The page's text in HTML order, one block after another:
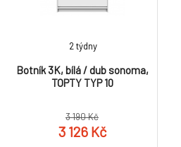
Botník 3K, bílá / dub sonoma,
TOPTY TYP 10
2 týdny
3 190 Kč
3 126 Kč